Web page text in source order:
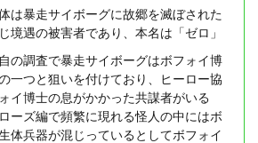
は暴走サイボーグに故郷を滅ぼされた
境遇の被害者であり、本名は「ゼロ」
の調査で暴走サイボーグはボフォイ博
一つと狙いを付けており、ヒーロー協
イ博士の息がかかった共謀者がいる
ーズ編で頻繁に現れる怪人の中にはボ
体兵器が混じっているとしてボフォイ